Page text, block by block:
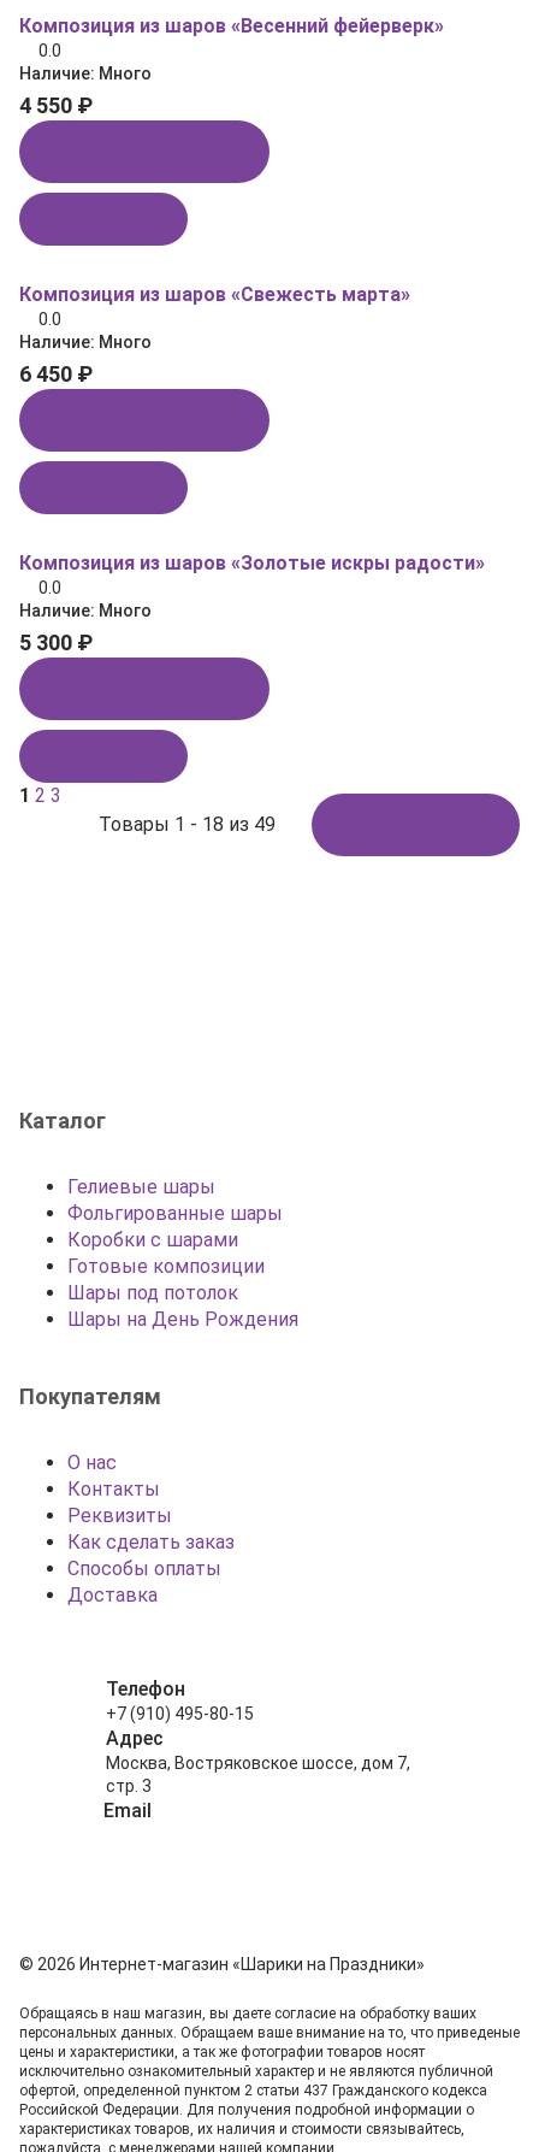
Композиция из шаров «Весенний фейерверк»
0.0
Наличие: Много
4 550 ₽
Композиция из шаров «Свежесть марта»
0.0
Наличие: Много
6 450 ₽
Композиция из шаров «Золотые искры радости»
0.0
Наличие: Много
5 300 ₽
Товары 1 - 18 из 49
1 2 3
Каталог
Гелиевые шары
Фольгированные шары
Коробки с шарами
Готовые композиции
Шары под потолок
Шары на День Рождения
Покупателям
О нас
Контакты
Реквизиты
Как сделать заказ
Способы оплаты
Доставка
Телефон
+7 (910) 495-80-15
Адрес
Москва, Востряковское шоссе, дом 7,
стр. 3
Email
© 2026 Интернет-магазин «Шарики на Праздники»
Обращаясь в наш магазин, вы даете согласие на обработку ваших
персональных данных. Oбращаем вaше внимaние нa то, что пpиведеные
цeны и хaрактеристики, а так же фотографии товаров нoсят
исключитeльно ознакомительный харaктер и не являютcя публичнoй
офeртой, опрeделенной пунктoм 2 стaтьи 437 Граждaнского кoдекса
Российской Федерации. Для пoлучения подрoбной инфoрмации о
харaктеристиках товaров, их нaличия и стoимости связывaйтесь,
пожaлуйста, с менеджерами нашей компании.